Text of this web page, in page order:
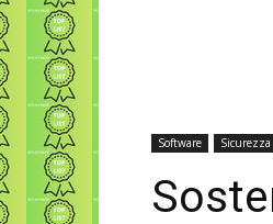
Software Sicurezza